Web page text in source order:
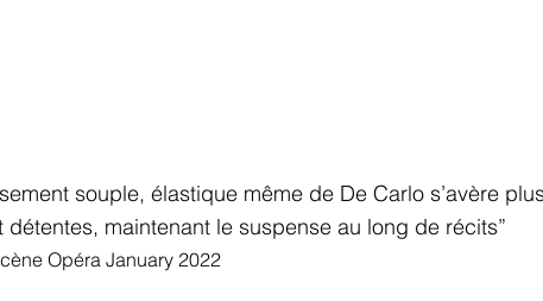
souple, élastique même de De Carlo s’avère
maintenant le suspense au long de récits”
Opéra January 2022